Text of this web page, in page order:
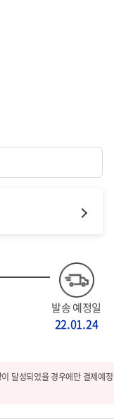
발송 예정일
22.01.24
달성되었을 경우에만 결제예정